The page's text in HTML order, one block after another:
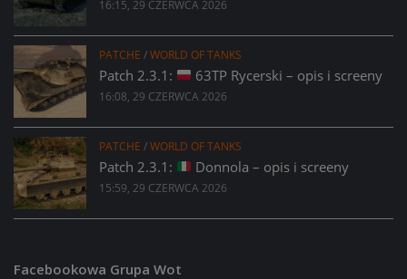
16:15, 29 CZERWCA 2026
PATCHE /WORLD OF TANKS
Patch 2.3.1: 63TP Rycerski – opis i screeny
16:08, 29 CZERWCA 2026
PATCHE /WORLD OF TANKS
Patch 2.3.1: Donnola – opis i screeny
15:59, 29 CZERWCA 2026
Facebookowa Grupa Wot